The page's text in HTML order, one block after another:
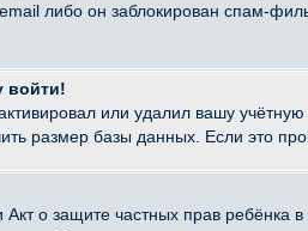
либо он заблокирован спам-
войти!
или удалил вашу
базы данных. Если это
о защите частных прав